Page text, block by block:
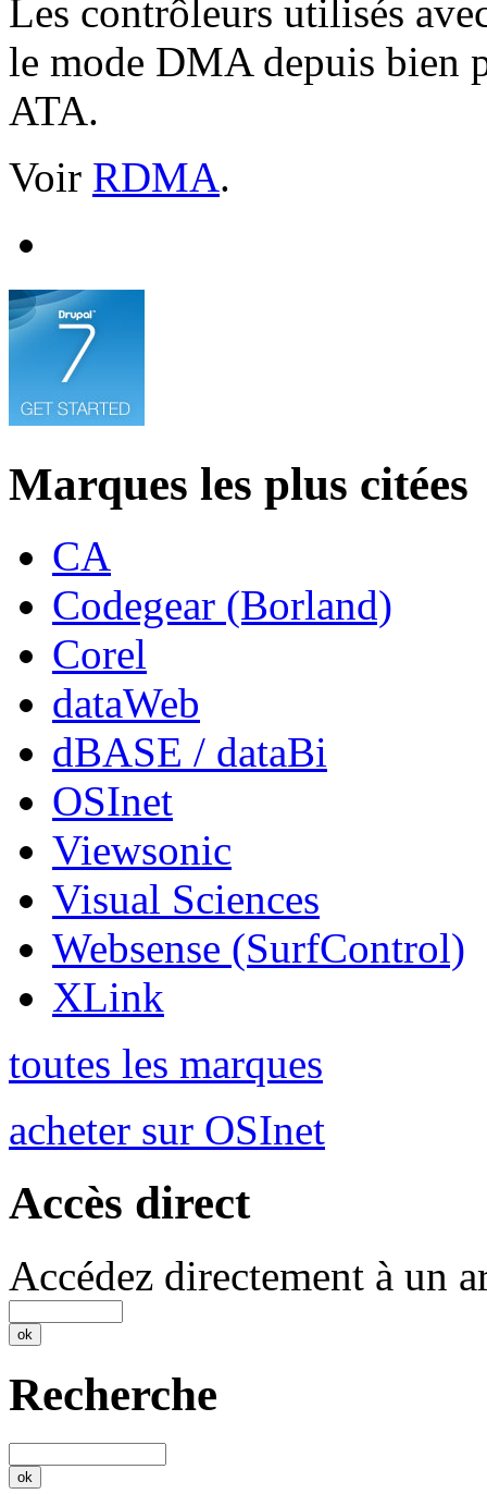
Les contrôleurs utilisés
le mode DMA depuis bien
ATA.
Voir RDMA.
Marques les plus citées
CA
Codegear (Borland)
Corel
dataWeb
dBASE / dataBi
OSInet
Viewsonic
Visual Sciences
Websense (SurfControl)
XLink
toutes les marques
acheter sur OSInet
Accès direct
Accédez directement à un
Recherche